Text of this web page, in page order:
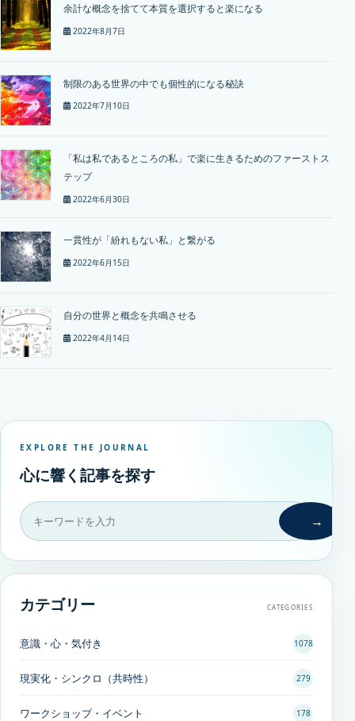
余計な概念を捨てて本質を選択すると楽になる
2022年8月7日
制限のある世界の中でも個性的になる秘訣
2022年7月10日
「私は私であるところの私」で楽に生きるためのファーストス
テップ
2022年6月30日
一貫性が「紛れもない私」と繋がる
2022年6月15日
自分の世界と概念を共鳴させる
2022年4月14日
EXPLORE THE JOURNAL
心に響く記事を探す
→
カテゴリー CATEGORIES
意識・心・気付き 1078
現実化・シンクロ（共時性） 279
ワークショップ・イベント 178